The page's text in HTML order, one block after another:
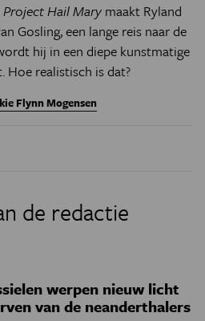
Project Hail Mary maakt Ryland
Gosling, een lange reis naar de
hij in een diepe kunstmatige
Hoe realistisch is dat?
Flynn Mogensen
de redactie
werpen nieuw licht
van de neanderthalers